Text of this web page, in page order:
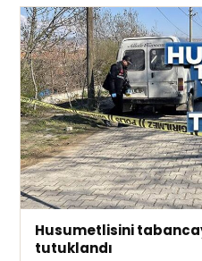
Husumetlisini
tutuklandı